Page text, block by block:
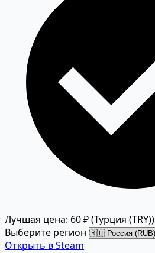
Лучшая цена: 60 ₽(Турция (TRY))
Выберите регион
Открыть в Steam